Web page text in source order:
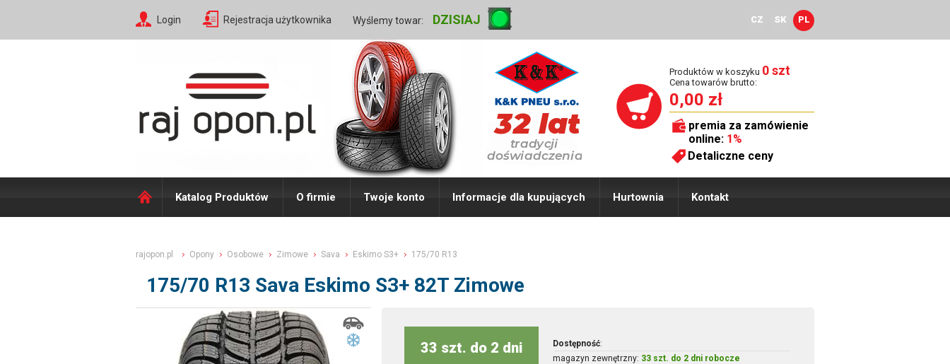
Login Rejestracja użytkownika Wyślemy towar: DZISIAJ CZ SK PL
Produktów w koszyku 0 szt
Cena towarów brutto:
0,00 zł
premia za zamówienie
online: 1%
Detaliczne ceny
Katalog Produktów O firmie Twoje konto Informacje dla kupujących Hurtownia Kontakt
rajopon.pl Opony Osobowe Zimowe Sava Eskimo S3+ 175/70 R13
175/70 R13 Sava Eskimo S3+ 82T Zimowe
33 szt. do 2 dni Dostępność:
magazyn zewnętrzny: 33 szt. do 2 dni robocze